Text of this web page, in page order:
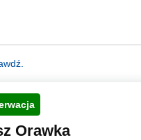
Orawka